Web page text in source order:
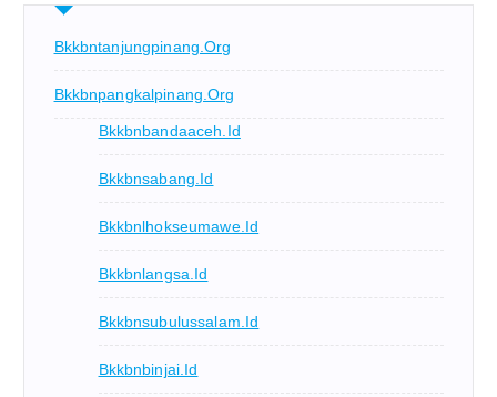
Bkkbntanjungpinang.org
Bkkbnpangkalpinang.org
Bkkbnbandaaceh.id
Bkkbnsabang.id
Bkkbnlhokseumawe.id
Bkkbnlangsa.id
Bkkbnsubulussalam.id
Bkkbnbinjai.id